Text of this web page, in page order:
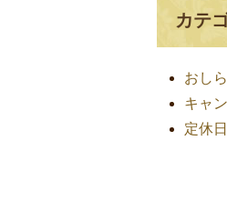
カテ
おし
キャ
定休